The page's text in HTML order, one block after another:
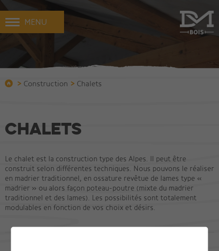
MENU
> Construction > Chalets
Chalets
Le chalet est la construction type des Alpes. Il peut être
construit selon différentes techniques. Nous pouvons le réaliser
en madrier traditionnel, en ossature revêtue de lames type «
madrier » ou alors façon poteau-poutre (mixte du madrier
traditionnel et des lames). Les possibilités sont totalement
modulables en fonction de vos choix et désirs.